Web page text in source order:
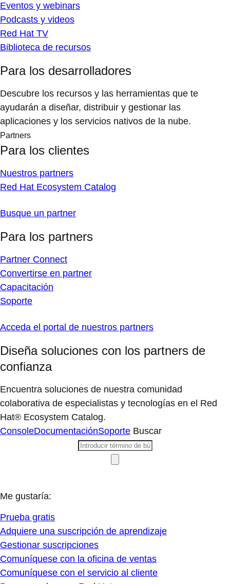
Eventos y webinars
Podcasts y videos
Red Hat TV
Biblioteca de recursos
Para los desarrolladores
Descubre los recursos y las herramientas que te
ayudarán a diseñar, distribuir y gestionar las
aplicaciones y los servicios nativos de la nube.
Partners
Para los clientes
Nuestros partners
Red Hat Ecosystem Catalog
Busque un partner
Para los partners
Partner Connect
Convertirse en partner
Capacitación
Soporte
Acceda el portal de nuestros partners
Diseña soluciones con los partners de
confianza
Encuentra soluciones de nuestra comunidad
colaborativa de especialistas y tecnologías en el Red
Hat® Ecosystem Catalog.
ConsoleDocumentaciónSoporte Buscar
Me gustaría:
Prueba gratis
Adquiere una suscripción de aprendizaje
Gestionar suscripciones
Comuníquese con la oficina de ventas
Comuníquese con el servicio al cliente